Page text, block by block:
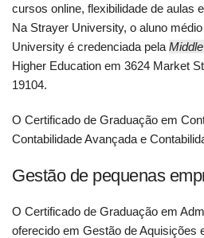
cursos online, flexibilidade de aulas
Na Strayer University, o aluno
University é credenciada pela
Higher Education em 3624 Market
19104.
O Certificado de Graduação em
Contabilidade Avançada e
Gestão de pequenas
O Certificado de Graduação em
oferecido em Gestão de Aquisições